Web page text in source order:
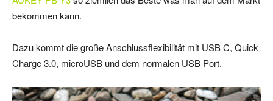
bekommen kann.
Dazu kommt die große Anschlussflexibilität mit USB C, Quick
Charge 3.0, microUSB und dem normalen USB Port.